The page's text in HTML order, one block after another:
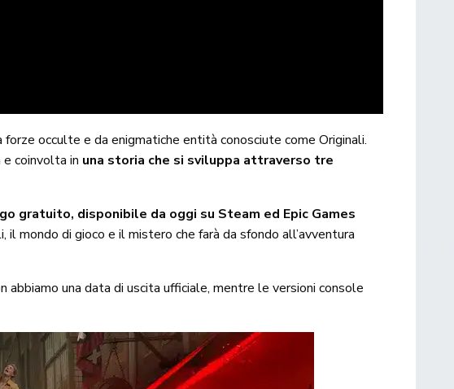
occulte e da enigmatiche entità conosciute come Originali.
coinvolta in una storia che si sviluppa attraverso tre
gratuito, disponibile da oggi su Steam ed Epic Games
mondo di gioco e il mistero che farà da sfondo all’avventura
abbiamo una data di uscita ufficiale, mentre le versioni console